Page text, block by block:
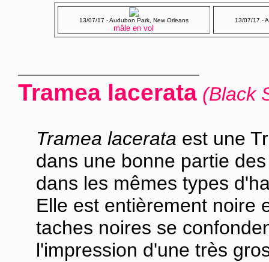
13/07/17 - Audubon Park, New Orleans
mâle en vol
13/07/17 -
Tramea lacerata (Black
Tramea lacerata est une
dans une bonne partie
dans les mêmes types
Elle est entièrement noire
taches noires se
l'impression d'une très